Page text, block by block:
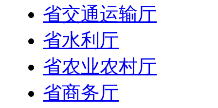
省交通运输厅
省水利厅
省农业农村厅
省商务厅